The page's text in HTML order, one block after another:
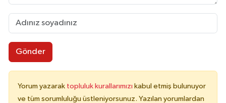
Gönder
Yorum yazarak topluluk kurallarımızı kabul etmiş bulunuyor
ve tüm sorumluluğu üstleniyorsunuz. Yazılan yorumlardan